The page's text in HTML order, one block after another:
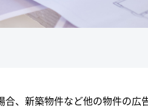
合、新築物件など他の物件の